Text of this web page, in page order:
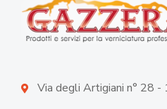
Via degli Artigiani n° 28